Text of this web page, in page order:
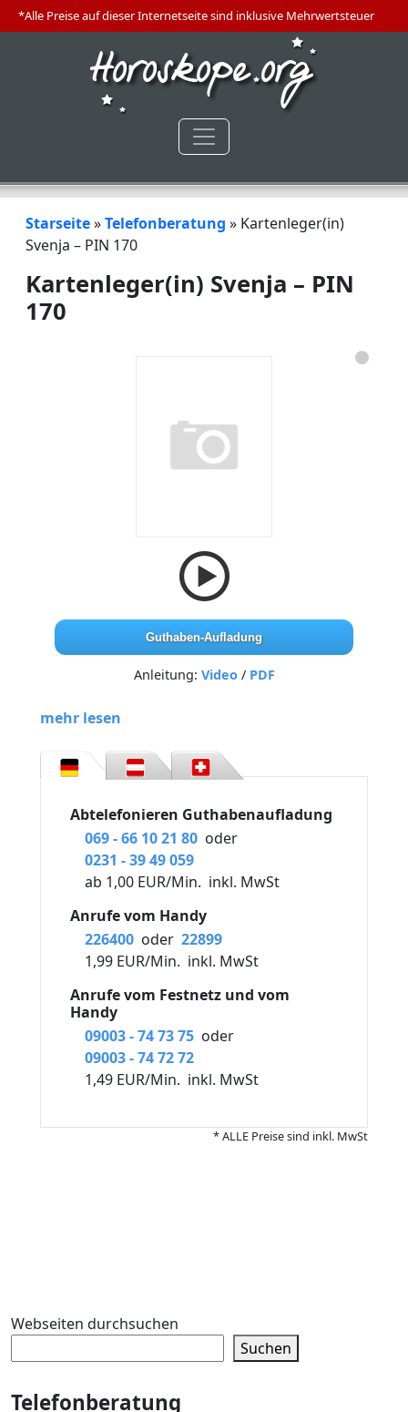
*Alle Preise auf dieser Internetseite sind inklusive Mehrwertsteuer
Starseite»Telefonberatung » Kartenleger(in)
Svenja – PIN 170
Kartenleger(in) Svenja – PIN
170
Guthaben-Aufladung
Anleitung: Video / PDF
mehr lesen
Abtelefonieren Guthabenaufladung
069 - 66 10 21 80 oder
0231 - 39 49 059
ab 1,00 EUR/Min. inkl. MwSt
Anrufe vom Handy
226400 oder 22899
1,99 EUR/Min. inkl. MwSt
Anrufe vom Festnetz und vom
Handy
09003 - 74 73 75 oder
09003 - 74 72 72
1,49 EUR/Min. inkl. MwSt
* ALLE Preise sind inkl. MwSt
Webseiten durchsuchen
Suchen
Telefonberatung